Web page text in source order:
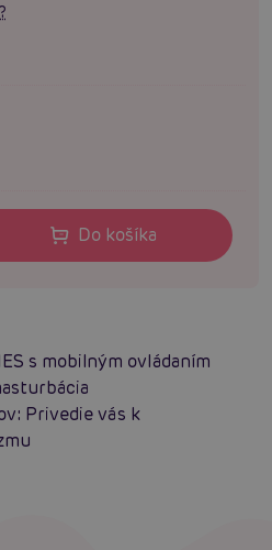
Do košíka
s mobilným ovládaním
Privedie vás k